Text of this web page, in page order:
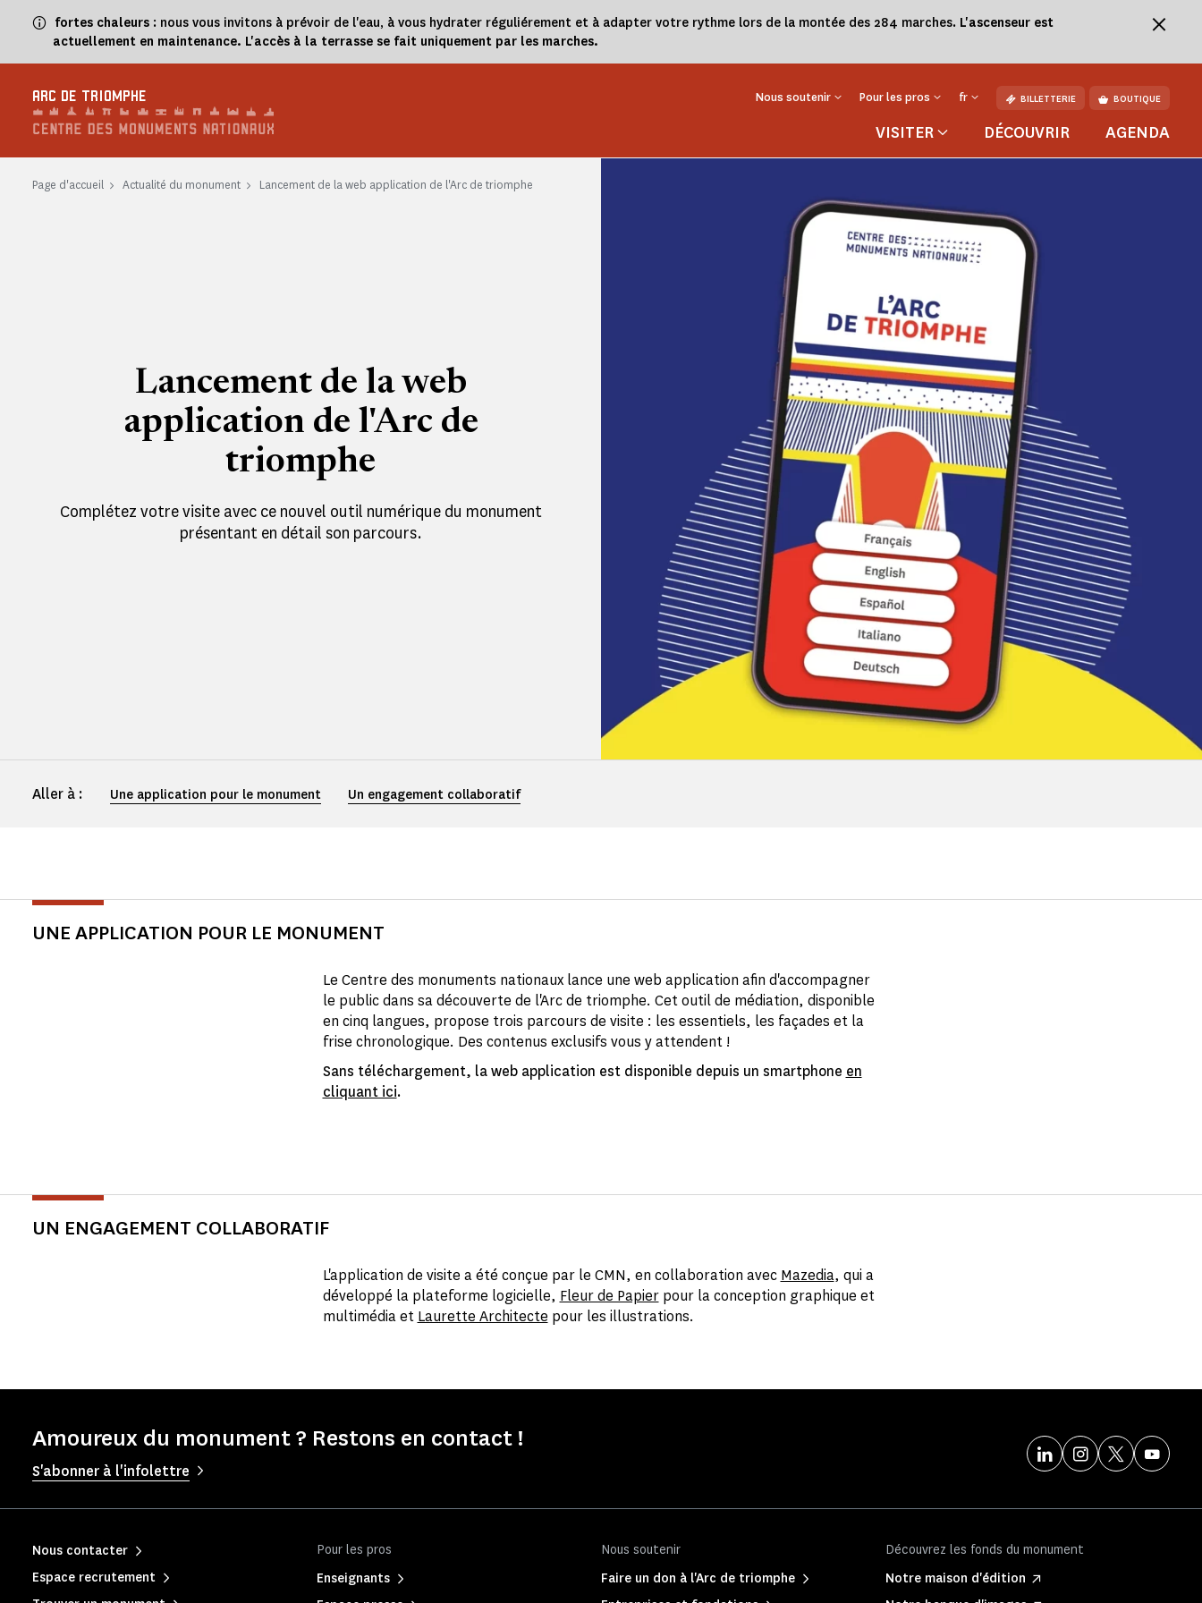
fortes chaleurs : nous vous invitons à prévoir de l'eau, à vous hydrater réguliérement et à adapter votre rythme lors de la montée des 284 marches. L'ascenseur est
actuellement en maintenance. L'accès à la terrasse se fait uniquement par les marches.
ARC DE TRIOMPHE Nous soutenir Pour les pros fr BILLETTERIE BOUTIQUE
VISITER DÉCOUVRIR AGENDA
Page d'accueil Actualité du monument Lancement de la web application de l'Arc de triomphe
Lancement de la web
application de l'Arc de
triomphe
Complétez votre visite avec ce nouvel outil numérique du monument
présentant en détail son parcours.
Aller à : Une application pour le monument Un engagement collaboratif
UNE APPLICATION POUR LE MONUMENT
Le Centre des monuments nationaux lance une web application afin d'accompagner
le public dans sa découverte de l'Arc de triomphe. Cet outil de médiation, disponible
en cinq langues, propose trois parcours de visite : les essentiels, les façades et la
frise chronologique. Des contenus exclusifs vous y attendent !
Sans téléchargement, la web application est disponible depuis un smartphone en
cliquant ici.
UN ENGAGEMENT COLLABORATIF
L'application de visite a été conçue par le CMN, en collaboration avec Mazedia, qui a
développé la plateforme logicielle, Fleur de Papierpour la conception graphique et
multimédia et Laurette Architecte pour les illustrations.
Amoureux du monument ? Restons en contact !
S'abonner à l'infolettre
Pour les pros
Enseignants
Nous soutenir
Faire un don à l'Arc de triomphe
Découvrez les fonds du monument
Notre maison d'édition
Nous contacter
Espace recrutement